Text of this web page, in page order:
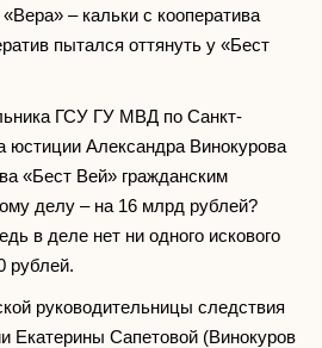
– кальки с кооператива
пытался оттянуть у «Бест
ГСУ ГУ МВД по Санкт-
юстиции Александра Винокурова
«Бест Вей» гражданским
делу – на 16 млрд рублей?
в деле нет ни одного искового
рублей.
руководительницы следствия
Екатерины Сапетовой (Винокуров